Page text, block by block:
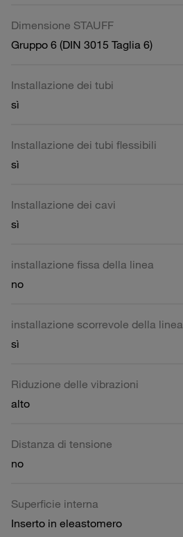
Dimensione STAUFF
Gruppo 6 (DIN 3015 Taglia 6)
Installazione dei tubi
sì
Installazione dei tubi flessibili
sì
Installazione dei cavi
sì
installazione fissa della linea
no
installazione scorrevole della linea
sì
Riduzione delle vibrazioni
alto
Distanza di tensione
no
Superficie interna
Inserto in eleastomero